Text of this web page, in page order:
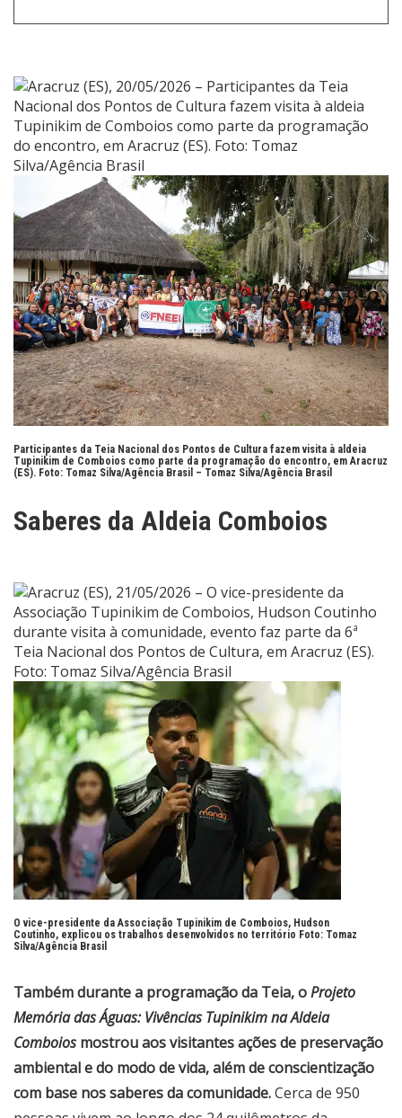
Participantes da Teia Nacional dos Pontos de Cultura fazem visita à aldeia
Tupinikim de Comboios como parte da programação do encontro, em Aracruz
(ES). Foto: Tomaz Silva/Agência Brasil – Tomaz Silva/Agência Brasil
Saberes da Aldeia Comboios
O vice-presidente da Associação Tupinikim de Comboios, Hudson
Coutinho, explicou os trabalhos desenvolvidos no território Foto: Tomaz
Silva/Agência Brasil
Também durante a programação da Teia, oProjeto
Memória das Águas: Vivências Tupinikim na Aldeia
Comboiosmostrou aos visitantes ações de preservação
ambiental e do modo de vida, além de conscientização
com base nos saberes da comunidade.Cerca de 950